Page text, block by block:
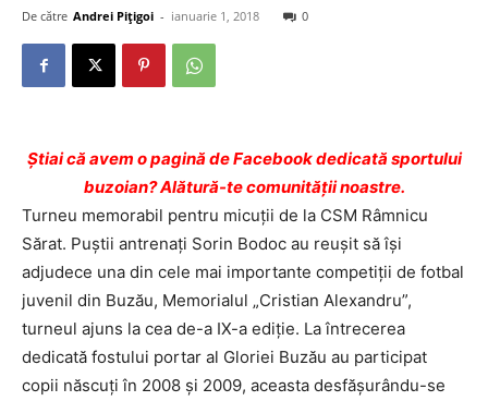
De către Andrei Pițigoi - ianuarie 1, 2018 0
Ştiai că avem o pagină de Facebook dedicată sportului
buzoian? Alătură-te comunității noastre.
Turneu memorabil pentru micuţii de la CSM Râmnicu
Sărat. Puştii antrenaţi Sorin Bodoc au reuşit să îşi
adjudece una din cele mai importante competiţii de fotbal
juvenil din Buzău, Memorialul „Cristian Alexandru”,
turneul ajuns la cea de-a IX-a ediţie. La întrecerea
dedicată fostului portar al Gloriei Buzău au participat
copii născuţi în 2008 şi 2009, aceasta desfăşurându-se